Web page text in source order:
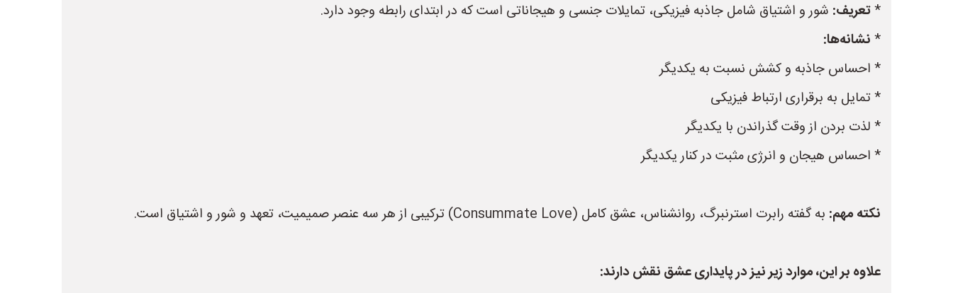
*تعریف: شور و اشتیاق شامل جاذبه فیزیکی، تمایلات جنسی و هیجاناتی است که در ابتدای رابطه وجود دارد.
* نشانه‌ها:
* احساس جاذبه و کشش نسبت به یکدیگر
* تمایل به برقراری ارتباط فیزیکی
* لذت بردن از وقت گذراندن با یکدیگر
* احساس هیجان و انرژی مثبت در کنار یکدیگر
نکته مهم: به گفته رابرت استرنبرگ، روانشناس، عشق کامل (Consummate Love) ترکیبی از هر سه عنصر صمیمیت، تعهد و شور و اشتیاق است.
علاوه بر این، موارد زیر نیز در پایداری عشق نقش دارند: